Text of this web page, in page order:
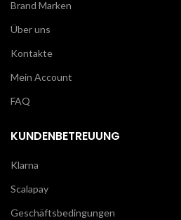
Brand Marken
Über uns
Kontakte
Mein Account
FAQ
KUNDENBETREUUNG
Klarna
Scalapay
Geschäftsbedingungen